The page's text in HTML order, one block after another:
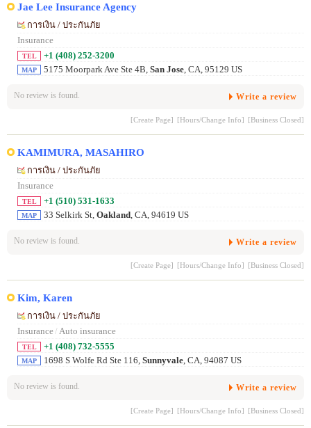
Jae Lee Insurance Agency
การเงิน / ประกันภัย
Insurance
TEL +1 (408) 252-3200
MAP 5175 Moorpark Ave Ste 4B, San Jose, CA, 95129 US
No review is found. Write a review
[Create Page] [Hours/Change Info] [Business Closed]
KAMIMURA, MASAHIRO
การเงิน / ประกันภัย
Insurance
TEL +1 (510) 531-1633
MAP 33 Selkirk St, Oakland, CA, 94619 US
No review is found. Write a review
[Create Page] [Hours/Change Info] [Business Closed]
Kim, Karen
การเงิน / ประกันภัย
Insurance/ Auto insurance
TEL +1 (408) 732-5555
MAP 1698 S Wolfe Rd Ste 116, Sunnyvale, CA, 94087 US
No review is found. Write a review
[Create Page] [Hours/Change Info] [Business Closed]